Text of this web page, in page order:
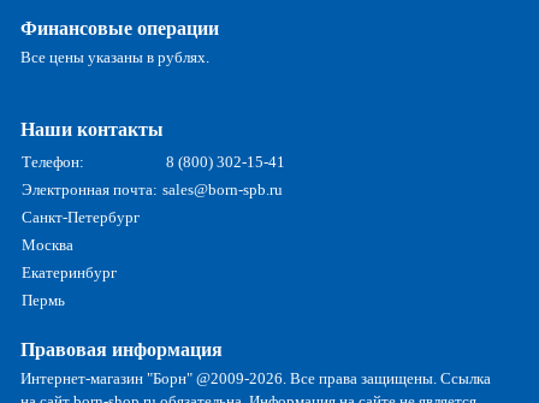
Финансовые операции
Все цены указаны в рублях.
Наши контакты
Телефон:
8 (800) 302-15-41
Электронная почта: sales@born-spb.ru
Санкт-Петербург
Москва
Екатеринбург
Пермь
Правовая информация
Интернет-магазин "Борн" @2009-2026. Все права защищены. Ссылка